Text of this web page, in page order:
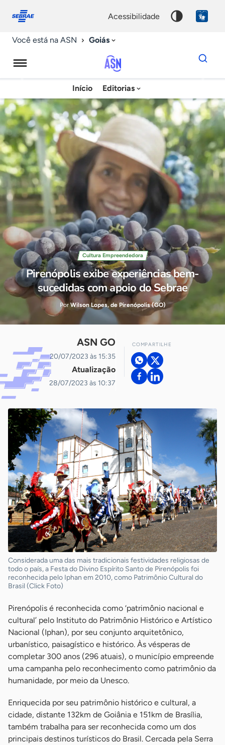
conosco
acessibilidade
Você está na ASN Goiás
Agência
Sebrae
de
Notícias
Início Editorias
Dados
para
chave
Cultura Empreendedora
Pirenópolis exibe experiências bem-
sucedidas com apoio do Sebrae
PorWilson Lopes, de Pirenópolis (GO)
ASN GO
20/07/2023 às 15:35
Atualização
28/07/2023 às 10:37
COMPARTILHE
Considerada uma das mais tradicionais festividades religiosas de
todo o país, a Festa do Divino Espírito Santo de Pirenópolis foi
reconhecida pelo Iphan em 2010, como Patrimônio Cultural do
Brasil (Click Foto)
Pirenópolis é reconhecida como ‘patrimônio nacional e
cultural’ pelo Instituto do Patrimônio Histórico e Artístico
Nacional (Iphan), por seu conjunto arquitetônico,
urbanístico, paisagístico e histórico. Às vésperas de
completar 300 anos (296 atuais), o município empreende
uma campanha pelo reconhecimento como patrimônio da
humanidade, por meio da Unesco.
Enriquecida por seu patrimônio histórico e cultural, a
cidade, distante 132km de Goiânia e 151km de Brasília,
também trabalha para ser reconhecida como um dos
principais destinos turísticos do Brasil. Cercada pela Serra